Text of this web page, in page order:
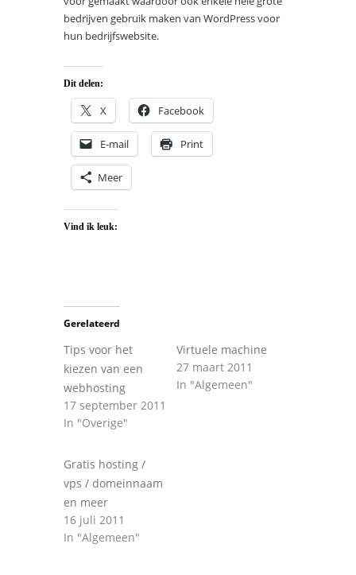
bedrijven gebruik maken van WordPress voor
hun bedrijfswebsite.
Dit delen:
X Facebook
E-mail Print
Meer
Vind ik leuk:
Gerelateerd
Tips voor het
kiezen van een
webhosting
17 september 2011
In "Overige"
Virtuele machine
27 maart 2011
In "Algemeen"
Gratis hosting /
vps / domeinnaam
en meer
16 juli 2011
In "Algemeen"